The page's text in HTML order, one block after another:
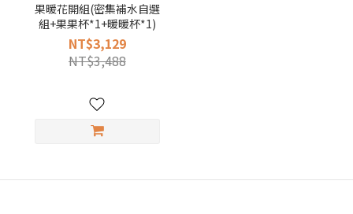
果暖花開組(密集補水自選
組+果果杯*1+暖暖杯*1)
NT$3,129
NT$3,488